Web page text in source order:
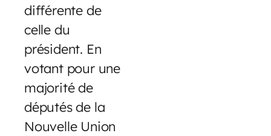
différente de
celle du
président. En
votant pour une
majorité de
députés de la
Nouvelle Union